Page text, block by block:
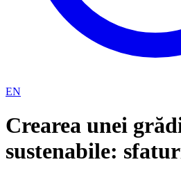
EN
Crearea unei
sustenabile: